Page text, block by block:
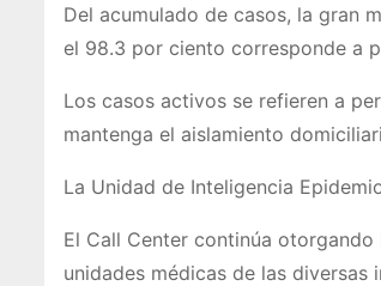
Del acumulado de casos, la gran
el 98.3 por ciento corresponde a
Los casos activos se refieren a
mantenga el aislamiento
La Unidad de Inteligencia
El Call Center continúa
unidades médicas de las